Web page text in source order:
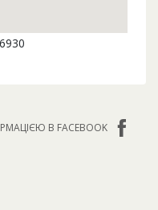
В FACEBOOK